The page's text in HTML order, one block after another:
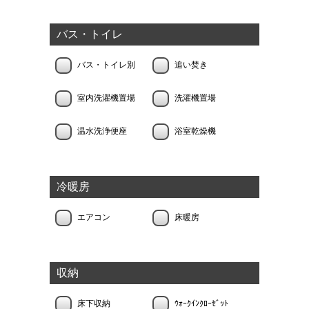
バス・トイレ
バス・トイレ別 追い焚き
室内洗濯機置場 洗濯機置場
温水洗浄便座 浴室乾燥機
冷暖房
エアコン 床暖房
収納
床下収納 ｳｫｰｸｲﾝｸﾛｰｾﾞｯﾄ